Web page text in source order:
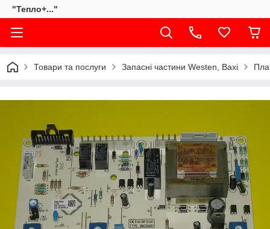
"Тепло+..."
Товари та послуги Запасні частини Westen, Baxi